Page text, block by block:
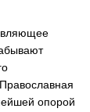
опорой